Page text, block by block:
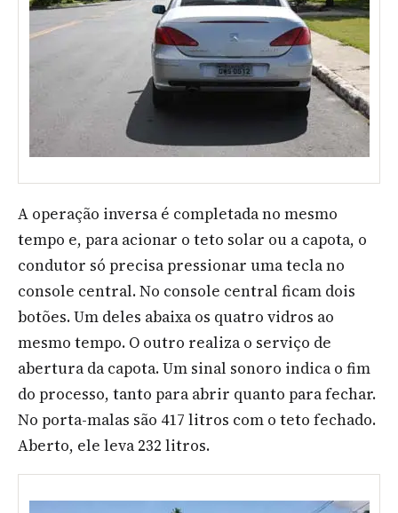
A operação inversa é completada no mesmo
tempo e, para acionar o teto solar ou a capota, o
condutor só precisa pressionar uma tecla no
console central. No console central ficam dois
botões. Um deles abaixa os quatro vidros ao
mesmo tempo. O outro realiza o serviço de
abertura da capota. Um sinal sonoro indica o fim
do processo, tanto para abrir quanto para fechar.
No porta-malas são 417 litros com o teto fechado.
Aberto, ele leva 232 litros.